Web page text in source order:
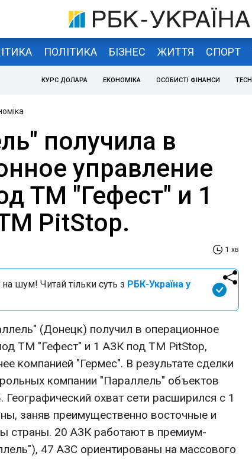
ПОЛІТИКА БІЗНЕС ЖИТТЯ СПОРТ
КУРС ДОЛАРА ЕКОНОМІКА ОСОБИСТІ ФІНАНСИ TECH
получила в
управление
ТМ "Гефест" и 1
PitStop.
1 хв
шум! Читай тільки суть з РБК-Україна у
(Донецк) получил в операционное
ТМ "Гефест" и 1 АЗК под ТМ PitStop,
компанией "Гермес". В результате сделки
компании "Параллель" объектов
охват сети расширился с 1
заняв преимущественно восточные и
страны. 20 АЗК работают в премиум-
47 АЗС ориентированы на массового